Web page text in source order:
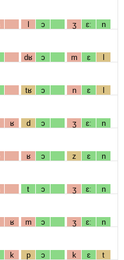
l ɔ ʒ ɛː n
dʁ ɔ m ɛ l
tʁ ɔ n ɛ l
ʁ d ɔ ʒ ɛː n
ʁ ɔ z ɛ n
t ɔ ʒ ɛː n
ʁ m ɔ ʒ ɛː n
k p ɔ k ɛ t